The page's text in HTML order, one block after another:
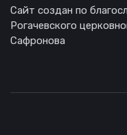
Сайт создан по
Рогачевского
Сафронова